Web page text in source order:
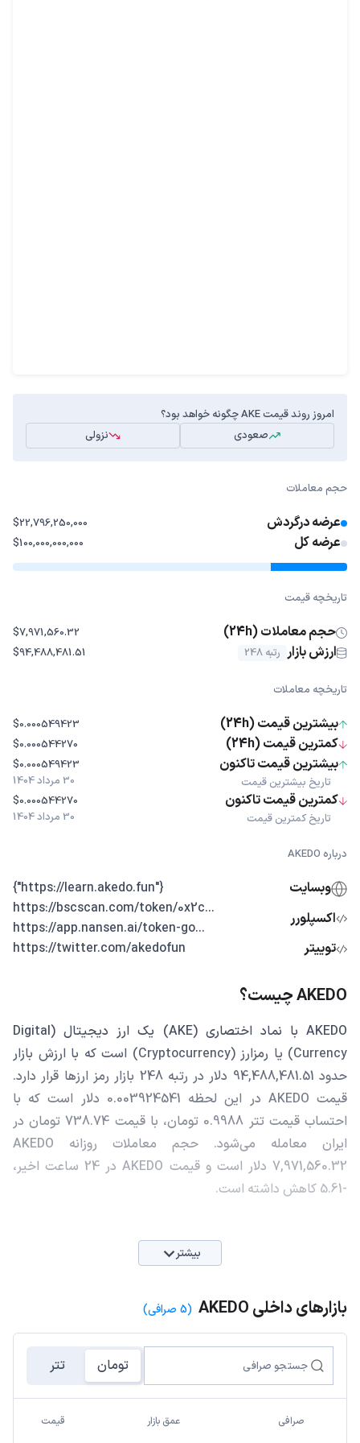
امروز روند قیمت AKE چگونه خواهد بود؟
صعودی
نزولی
حجم معاملات
عرضه درگردش $22,796,250,000
عرضه کل $100,000,000,000
تاریخچه قیمت
حجم معاملات (24h) $7,971,560.32
ارزش بازار رتبه 248 $94,488,481.51
تاریخچه معاملات
بیشترین قیمت (24h) $0.000549423
کمترین قیمت (24h) $0.000544270
بیشترین قیمت تاکنون
تاریخ بیشترین قیمت
$0.000549423
30 مرداد 1404
کمترین قیمت تاکنون
تاریخ کمترین قیمت
$0.000544270
30 مرداد 1404
درباره AKEDO
وبسایت
{"https://learn.akedo.fun"}
اکسپلورر
...https://bscscan.com/token/0x2c
...https://app.nansen.ai/token-go
توییتر
https://twitter.com/akedofun
AKEDO چیست؟
AKEDO با نماد اختصاری (AKE) یک ارز دیجیتال (Digital
Currency) یا رمزارز (Cryptocurrency) است که با ارزش بازار
حدود 94,488,481.51 دلار در رتبه 248 بازار رمز ارزها قرار دارد.
قیمت AKEDO در این لحظه 0.003924541 دلار است که با
احتساب قیمت تتر 0.9988 تومان، با قیمت 738.74 تومان در
ایران معامله می‌شود. حجم معاملات روزانه AKEDO
7,971,560.32 دلار است و قیمت AKEDO در 24 ساعت اخیر،
-5.61 کاهش داشته است.
بیشتر
بازارهای داخلی AKEDO (5 صرافی)
تومان تتر
صرافی عمق بازار قیمت